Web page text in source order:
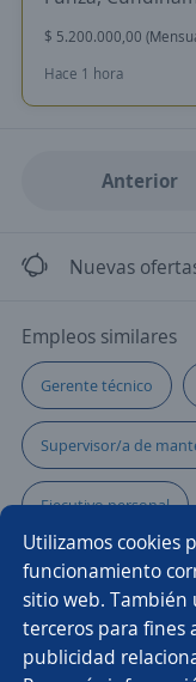
Utilizamos cookies
funcionamiento
sitio web. También
terceros para fines
publicidad
$ 5.200.000,00
Hace 1 hora
Anterior
Nuevas
Empleos similares
Gerente técnico
Supervisor/a de
Ejecutivo personal
Gerente de ventas y
Regente de farmacia